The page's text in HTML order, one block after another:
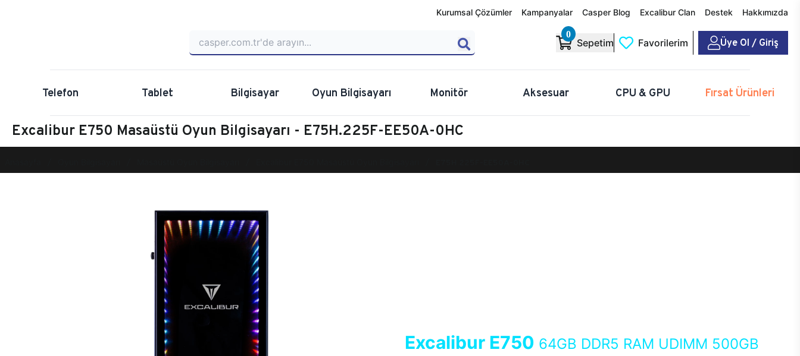
Kurumsal Çözümler Kampanyalar Casper Blog Excalibur Clan Destek Hakkımızda
0
Sepetim Favorilerim Üye Ol / Giriş
Telefon Tablet Bilgisayar Oyun Bilgisayarı Monitör Aksesuar CPU & GPU Fırsat Ürünleri
Excalibur E750 Masaüstü Oyun Bilgisayarı - E75H.225F-EE50A-0HC
Excalibur E750 64GB DDR5 RAM UDIMM 500GB